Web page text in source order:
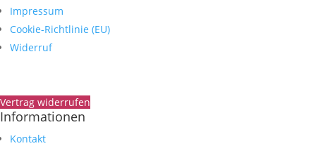
Impressum
Cookie-Richtlinie (EU)
Widerruf
Vertrag widerrufen
Informationen
Kontakt